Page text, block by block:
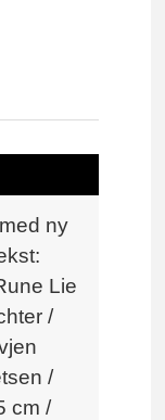
ny
Lie
/
/
cm /